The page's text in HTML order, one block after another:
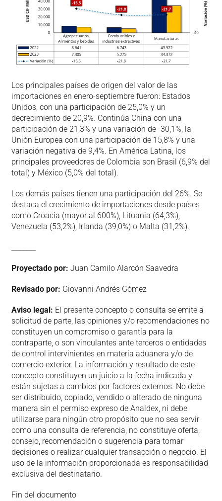
Los principales países de origen del valor de las
importaciones en enero-septiembre fueron: Estados
Unidos, con una participación de 25,0% y un
decrecimiento de 20,9%. Continúa China con una
participación de 21,3% y una variación de -30,1%, la
Unión Europea con una participación de 15,8% y una
variación negativa de 9,4%. En América Latina, los
principales proveedores de Colombia son Brasil (6,9% del
total) y México (5,0% del total).
Los demás países tienen una participación del 26%. Se
destaca el crecimiento de importaciones desde países
como Croacia (mayor al 600%), Lituania (64,3%),
Venezuela (53,2%), Irlanda (39,0%) o Malta (31,2%).
Proyectado por: Juan Camilo Alarcón Saavedra
Revisado por: Giovanni Andrés Gómez
Aviso legal: El presente concepto o consulta se emite a
solicitud de parte, las opiniones y/o recomendaciones no
constituyen un compromiso o garantía para la
contraparte, o son vinculantes ante terceros o entidades
de control intervinientes en materia aduanera y/o de
comercio exterior. La información y resultado de este
concepto constituyen un juicio a la fecha indicada y
están sujetas a cambios por factores externos. No debe
ser distribuido, copiado, vendido o alterado de ninguna
manera sin el permiso expreso de Analdex, ni debe
utilizarse para ningún otro propósito que no sea servir
como una consulta de referencia, no constituye oferta,
consejo, recomendación o sugerencia para tomar
decisiones o realizar cualquier transacción o negocio. El
uso de la información proporcionada es responsabilidad
exclusiva del destinatario.
Fin del documento